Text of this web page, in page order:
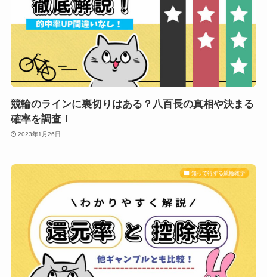
競輪のラインに裏切りはある？八百長の真相や決まる
確率を調査！
2023年1月26日
知って得する競輪雑学